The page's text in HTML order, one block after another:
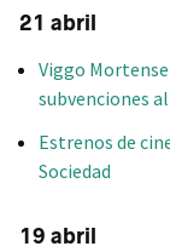
21 abril
Viggo
subvenciones
Estrenos de
Sociedad
19 abril